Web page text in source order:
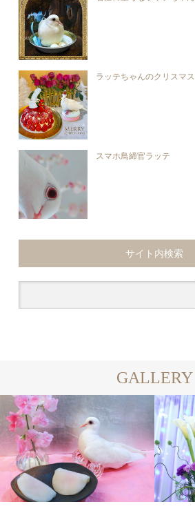
ラッテちゃんのクリスマス
スマホ鳥締官ラッテ
サイト内検索
GALLERY